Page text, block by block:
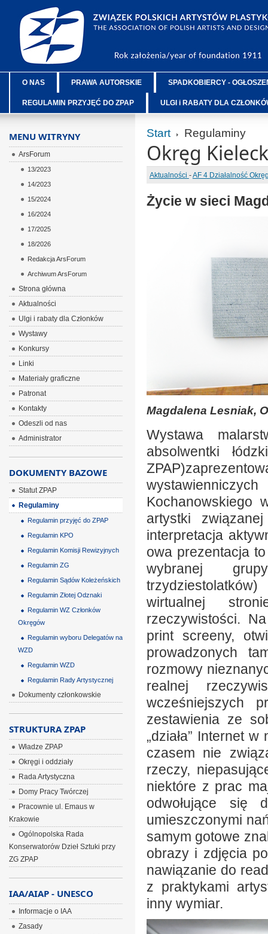
O NAS PRAWA AUTORSKIE SPADKOBIERCY -
REGULAMIN PRZYJĘĆ DO ZPAP ULGI i RABATY DLA
Start Regulaminy
Okręg
Aktualności -AF 4 Działalność
Życie w sieci
Magdalena Lesniak,
Wystawa
absolwentki
Kochanowskiego
artystki
interpretacja
owa prezentacja
wybranej
wirtualnej
rzeczywistości.
print screeny,
prowadzonych
rozmowy
realnej
wcześniejszych
zestawienia ze
„działa” Internet
czasem nie
rzeczy,
niektóre z prac
odwołujące się
umieszczonymi
samym gotowe
obrazy i zdjęcia
nawiązanie do
z praktykami
inny wymiar.
MENU WITRYNY
ArsForum
13/2023
14/2023
15/2024
16/2024
17/2025
18/2026
Redakcja ArsForum
Archiwum ArsForum
Strona główna
Aktualności
Ulgi i rabaty dla Członków
Wystawy
Konkursy
Linki
Materiały graficzne
Patronat
Kontakty
Odeszli od nas
Administrator
DOKUMENTY BAZOWE
Statut ZPAP
Regulaminy
Regulamin przyjęć do ZPAP
Regulamin KPO
Regulamin Komisji Rewizyjnych
Regulamin ZG
Regulamin Sądów Koleżeńskich
Regulamin Złotej Odznaki
Regulamin WZ Członków
Okręgów
Regulamin wyboru Delegatów na
WZD
Regulamin WZD
Regulamin Rady Artystycznej
Dokumenty członkowskie
STRUKTURA ZPAP
Władze ZPAP
Okręgi i oddziały
Rada Artystyczna
Domy Pracy Twórczej
Pracownie ul. Emaus w
Krakowie
Ogólnopolska Rada
Konserwatorów Dzieł Sztuki przy
ZG ZPAP
IAA/AIAP - UNESCO
Informacje o IAA
Zasady